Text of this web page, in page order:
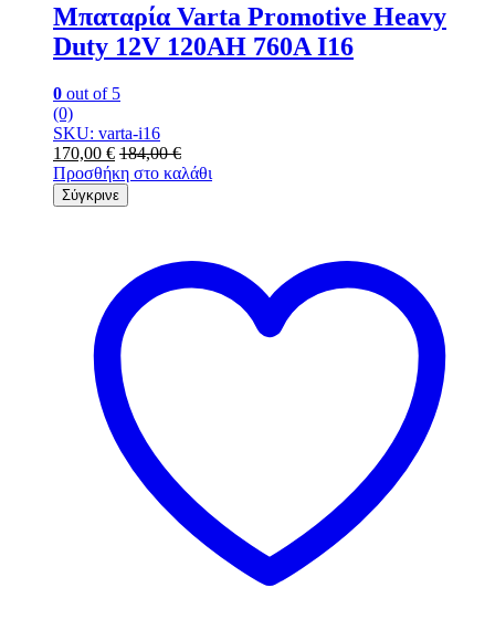
Μπαταρία Varta Promotive Heavy
Duty 12V 120AH 760Α Ι16
0 out of 5
(0)
SKU: varta-i16
170,00 € 184,00€
Προσθήκη στο καλάθι
Σύγκρινε